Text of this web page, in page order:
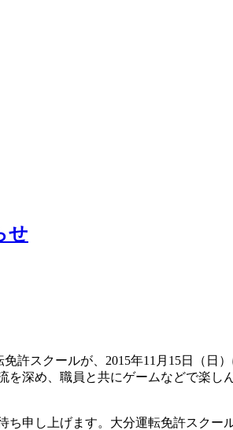
せ
クールが、2015年11月15日（日）
深め、職員と共にゲームなどで楽
申し上げます。大分運転免許スクー